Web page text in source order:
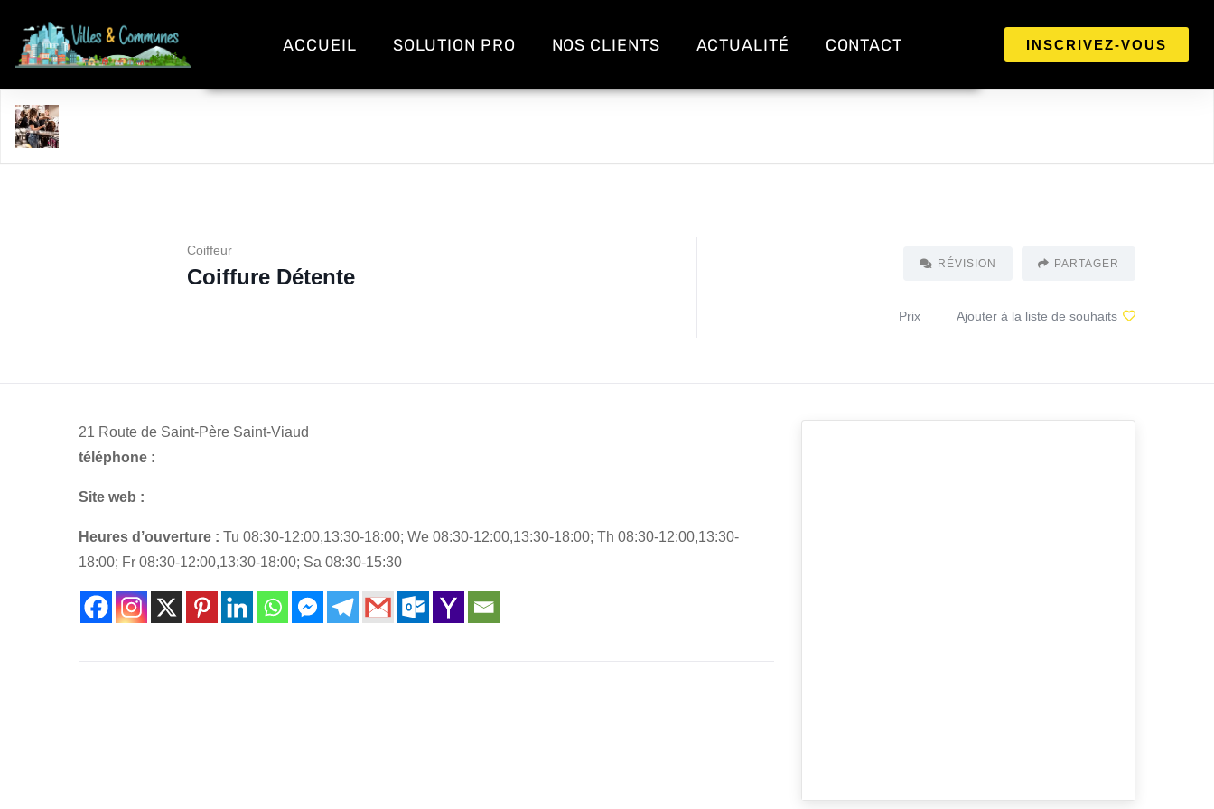
ACCUEIL SOLUTION PRO NOS CLIENTS ACTUALITÉ CONTACT INSCRIVEZ-VOUS
Coiffeur
Coiffure Détente
RÉVISION PARTAGER
Prix Ajouter à la liste de souhaits
21 Route de Saint-Père Saint-Viaud
téléphone :
Site web :
Heures d’ouverture : Tu 08:30-12:00,13:30-18:00; We 08:30-12:00,13:30-18:00; Th 08:30-12:00,13:30-
18:00; Fr 08:30-12:00,13:30-18:00; Sa 08:30-15:30